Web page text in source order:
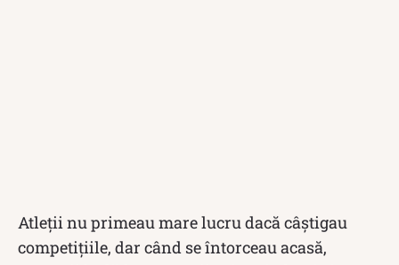
Atleții nu primeau mare lucru dacă câștigau
competițiile, dar când se întorceau acasă,